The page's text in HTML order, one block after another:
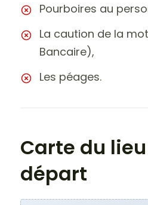
Pourboires au
La caution de la
Bancaire),
Les péages.
Carte du
départ